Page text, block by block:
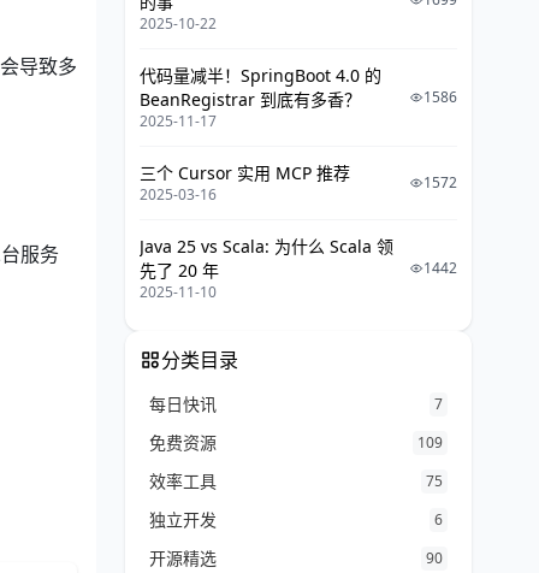
导致多
服务
2025-10-22
代码量减半！SpringBoot 4.0 的
BeanRegistrar 到底有多香？
2025-11-17
1586
三个 Cursor 实用 MCP 推荐
2025-03-16
1572
Java 25 vs Scala: 为什么 Scala 领
先了 20 年
2025-11-10
1442
分类目录
每日快讯 7
免费资源 109
效率工具 75
独立开发 6
开源精选 90